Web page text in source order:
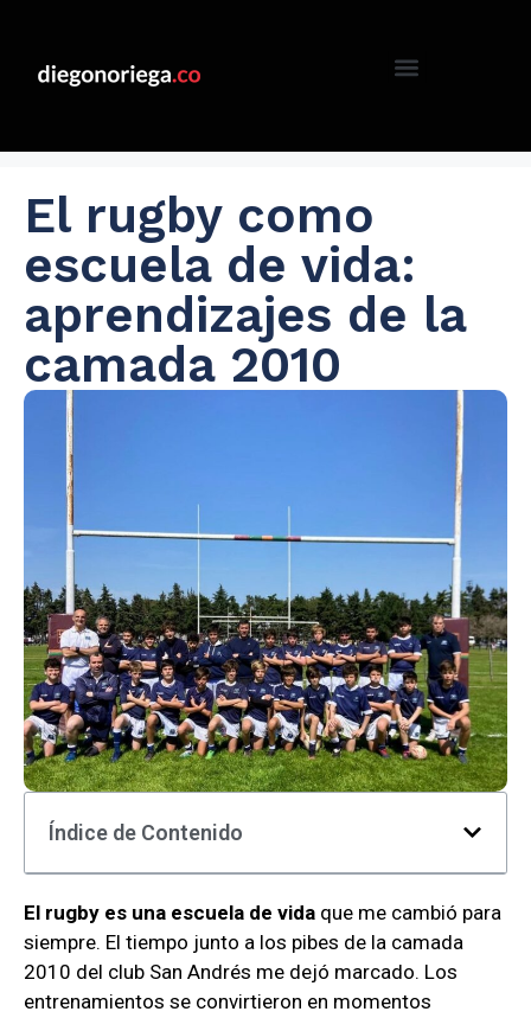
El rugby como
escuela de vida:
aprendizajes de la
camada 2010
Índice de Contenido
El rugby es una escuela de vida que me cambió para
siempre. El tiempo junto a los pibes de la camada
2010 del club San Andrés me dejó marcado. Los
entrenamientos se convirtieron en momentos